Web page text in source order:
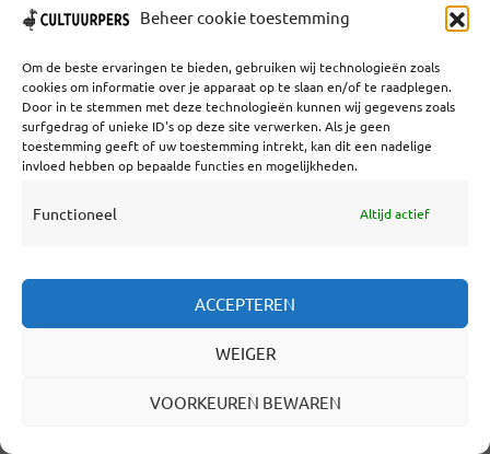
Beheer cookie toestemming
Om de beste ervaringen te bieden, gebruiken wij technologieën zoals
cookies om informatie over je apparaat op te slaan en/of te raadplegen.
Door in te stemmen met deze technologieën kunnen wij gegevens zoals
surfgedrag of unieke ID's op deze site verwerken. Als je geen
toestemming geeft of uw toestemming intrekt, kan dit een nadelige
invloed hebben op bepaalde functies en mogelijkheden.
Functioneel Altijd actief
ACCEPTEREN
WEIGER
VOORKEUREN BEWAREN
Brechts First Play, op donderdag 18 juni 2026.
een jeugdwerk van Bertolt Brecht, de grote
toneelvernieuwer van de 20ste eeuw, een
niet... Lees verder
LEEUWARDER